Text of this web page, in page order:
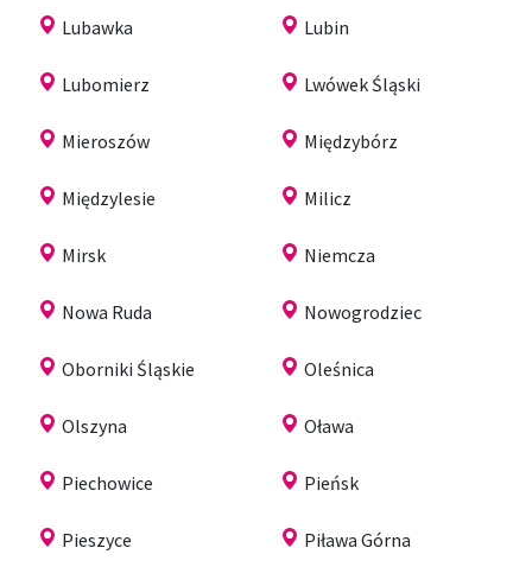
Lubawka Lubin
Lubomierz Lwówek Śląski
Mieroszów Międzybórz
Międzylesie Milicz
Mirsk Niemcza
Nowa Ruda Nowogrodziec
Oborniki Śląskie Oleśnica
Olszyna Oława
Piechowice Pieńsk
Pieszyce Piława Górna